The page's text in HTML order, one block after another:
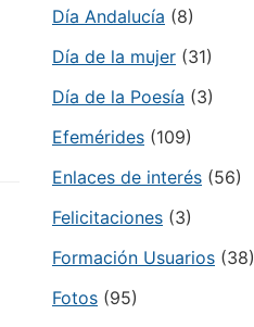
Día Andalucía (8)
Día de la mujer (31)
Día de la Poesía (3)
Efemérides (109)
Enlaces de interés (56)
Felicitaciones (3)
Formación Usuarios (38)
Fotos (95)